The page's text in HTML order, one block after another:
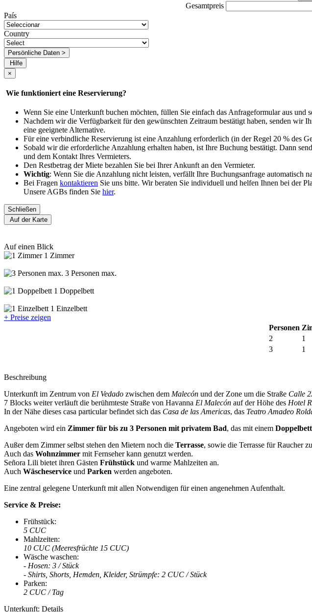
Gesamtpreis
País
Country
Persönliche Daten >
Hilfe
×
Wie funktioniert eine Reservierung?
Wenn Sie eine Unterkunft buchen möchten, füllen Sie einfach das Anfrageformular aus und
Nachdem wir die Verfügbarkeit für den gewünschten Zeitraum bestätigt haben, senden
eine geeignete Alternative.
Für eine verbindliche Reservierung ist eine Anzahlung erforderlich (in der Regel 20 % des
Sobald wir die erforderliche Anzahlung erhalten haben, ist Ihre Buchung bestätigt. Dann
und dem Kontakt Ihres Vermieters.
Den Restbetrag der Miete bezahlen Sie bei Ihrer Ankunft an den Vermieter.
Wichtig: Wenn Sie die Anzahlung nicht leisten, verfällt Ihre Buchungsanfrage automatisch
Bei Fragen kontaktieren Sie uns bitte. Wir beraten Sie individuell und helfen Ihnen bei der
Unsere AGBs finden Sie hier.
Schließen
Auf der Karte
Auf einen Blick
1 Zimmer
3 Personen max.
1 Doppelbett
1 Einzelbett
+ Preise zeigen
Personen
2
1
3
1
Beschreibung
Unterkunft im Zentrum von El Vedado zwischen dem Malecón und der Zone um die Straße Calle
7 Blocks weiter verläuft die berühmteste Straße von Havanna El Malecón auf der Höhe des Hotel
In der Nähe dieses casa particular befindet sich das Casa de las Americas, das Teatro Amadeo
Angeboten wird ein Zimmer für bis zu 3 Personen mit privatem Bad, das mit einem Doppelbett
Außer dem Zimmer selbst stehen den Mietern noch die Terrasse, sowie die Terrasse für Raucher
Auch das Wohnzimmer mit Fernseher kann genutzt werden.
Señora Lili bietet ihren Gästen Frühstück und warme Mahlzeiten an.
Auch Wäscheservice und Parken werden angeboten.
Eine zentral gelegene Unterkunft mit allen Notwendigen für einen angenehmen Aufenthalt.
Service & Preise:
Frühstück:
5 CUC
Mahlzeiten:
10 CUC (Meeresfrüchte 15 CUC)
Wäsche waschen:
- Hosen: 3 / Stück
- Shirts, Shorts, Hemden, Kleider, Strümpfe: 2 CUC / Stück
Parken:
2 CUC / Tag
Unterkunft: Details